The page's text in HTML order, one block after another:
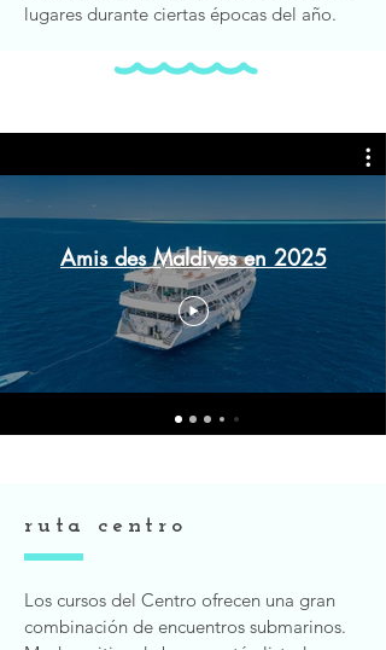
lugares durante ciertas épocas del año.
Amis des Maldives en 2025
ruta centro
Los cursos del Centro ofrecen una gran
combinación de encuentros submarinos.